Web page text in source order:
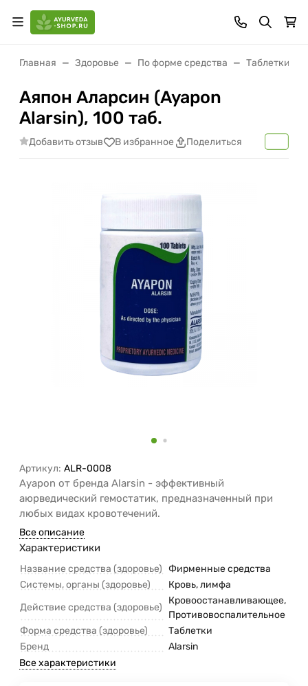
Главная Здоровье По форме средства Таблетки
Аяпон Аларсин (Ayapon
Alarsin), 100 таб.
Добавить отзыв В избранное Поделиться
Артикул: ALR-0008
Ayapon от бренда Alarsin - эффективный
аюрведический гемостатик, предназначенный при
любых видах кровотечений.
Все описание
Характеристики
Название средства (здоровье) Фирменные средства
Системы, органы (здоровье)
Кровь, лимфа
Действие средства (здоровье)
Кровоостанавливающее,
Противовоспалительное
Форма средства (здоровье)
Таблетки
Бренд
Alarsin
Все характеристики